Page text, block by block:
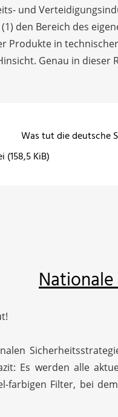
und
den Bereich des
Produkte in
Genau in dieser
Was tut die deutsche
(158,5 KiB)
Es werden alle
farbigen Filter, bei